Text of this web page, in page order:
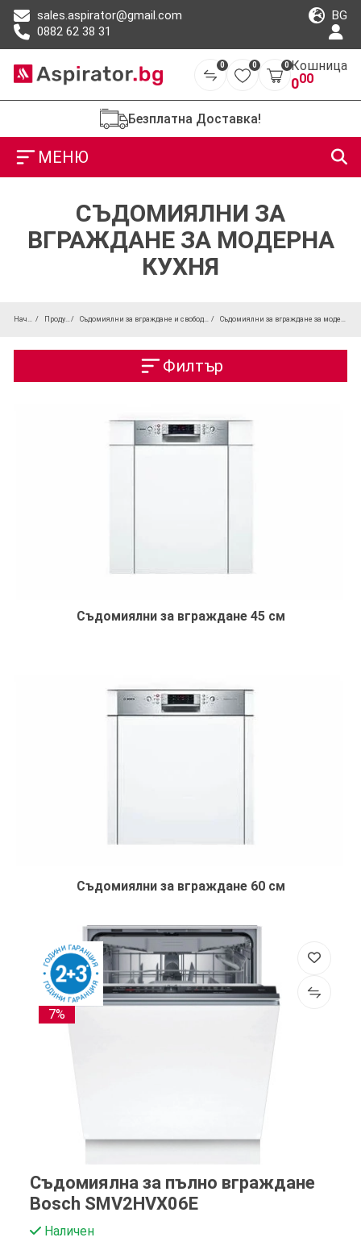
sales.aspirator@gmail.com
0882 62 38 31
BG
Безплатна Доставка!
0 0 0 Кошница
000
МЕНЮ
СЪДОМИЯЛНИ ЗА
ВГРАЖДАНЕ ЗА МОДЕРНА
КУХНЯ
Начало Продукти Съдомиялни за вграждане и свободностоящи Съдомиялни за вграждане за модерна кухня
Филтър
Съдомиялни за вграждане 45 см
Съдомиялни за вграждане 60 см
7%
Съдомиялна за пълно вграждане
Bosch SMV2HVX06E
Наличен